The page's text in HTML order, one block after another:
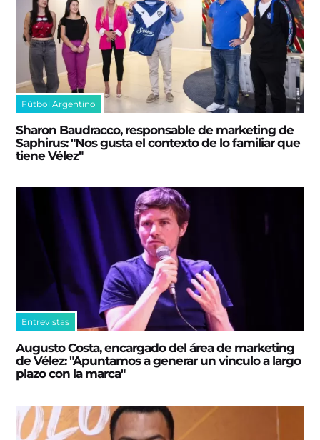
Fútbol Argentino
Sharon Baudracco, responsable de marketing de
Saphirus: "Nos gusta el contexto de lo familiar que
tiene Vélez"
Entrevistas
Augusto Costa, encargado del área de marketing
de Vélez: "Apuntamos a generar un vinculo a largo
plazo con la marca"